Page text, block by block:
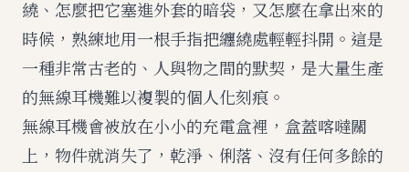
繞、怎麼把它塞進外套的暗袋，又怎麼在拿出來的
時候，熟練地用一根手指把纏繞處輕輕抖開。這是
一種非常古老的、人與物之間的默契，是大量生產
的無線耳機難以複製的個人化刻痕。
無線耳機會被放在小小的充電盒裡，盒蓋喀噠關
上，物件就消失了，乾淨、俐落、沒有任何多餘的